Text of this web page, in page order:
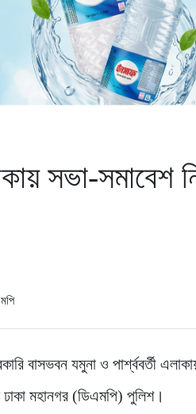
সভা-সমাবেশ
বাসভবন যমুনা ও পার্শ্ববর্তী
ঢাকা মহানগর (ডিএমপি) পুলিশ।